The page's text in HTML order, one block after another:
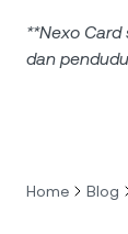
**Nexo
dan
Home Blog